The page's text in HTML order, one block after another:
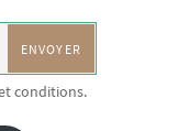
conditions.